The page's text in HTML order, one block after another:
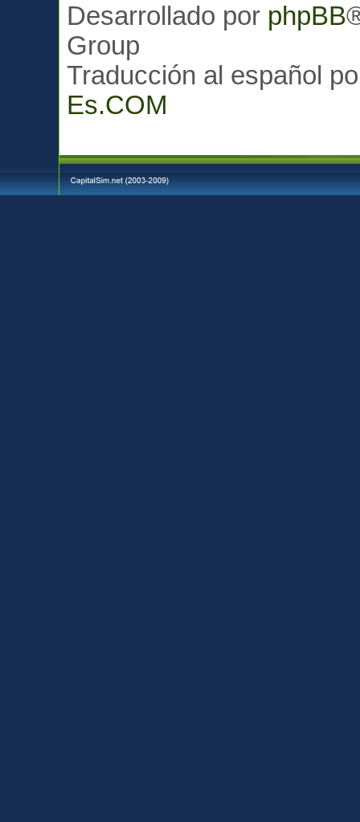
Desarrollado por phpBB
Group
Traducción al español
Es.COM